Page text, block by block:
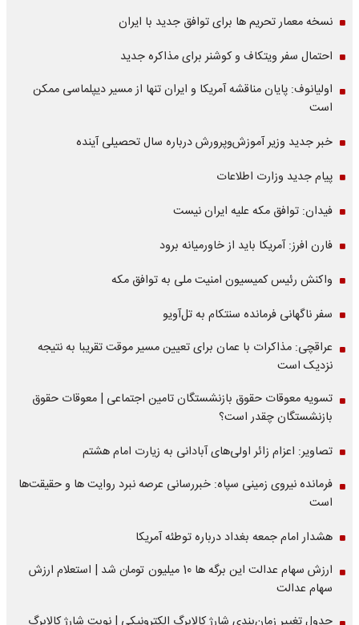
نسخه معمار تحریم ها برای توافق جدید با ایران
احتمال سفر ویتکاف و کوشنر برای مذاکره جدید
اولیانوف: پایان مناقشه آمریکا و ایران تنها از مسیر دیپلماسی ممکن
است
خبر جدید وزیر آموزش‌وپرورش درباره سال تحصیلی آینده
پیام جدید وزارت اطلاعات
فیدان: توافق مکه علیه ایران نیست
فارن افرز: آمریکا باید از خاورمیانه برود
واکنش رئیس کمیسیون امنیت ملی به توافق مکه
سفر ناگهانی فرمانده سنتکام به تل‌آویو
عراقچی: مذاکرات با عمان برای تعیین مسیر موقت تقریبا به نتیجه
نزدیک است
تسویه معوقات حقوق بازنشستگان تامین اجتماعی | معوقات حقوق
بازنشستگان چقدر است؟
تصاویر: اعزام زائر اولی‌های آبادانی به زیارت امام هشتم
فرمانده نیروی زمینی سپاه: خبررسانی عرصه نبرد روایت ها و حقیقت‌ها
است
هشدار امام جمعه بغداد درباره توطئه آمریکا
ارزش سهام عدالت این برگه ها 10 میلیون تومان شد | استعلام ارزش
سهام عدالت